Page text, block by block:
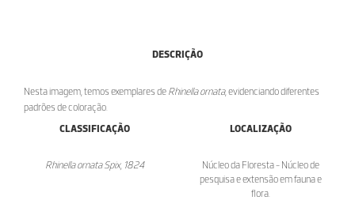
DESCRIÇÃO
Nesta imagem, temos exemplares de Rhinella ornata, evidenciando diferentes
padrões de coloração.
CLASSIFICAÇÃO
Rhinella ornata Spix, 1824
LOCALIZAÇÃO
Núcleo da Floresta - Núcleo de
pesquisa e extensão em fauna e
flora.